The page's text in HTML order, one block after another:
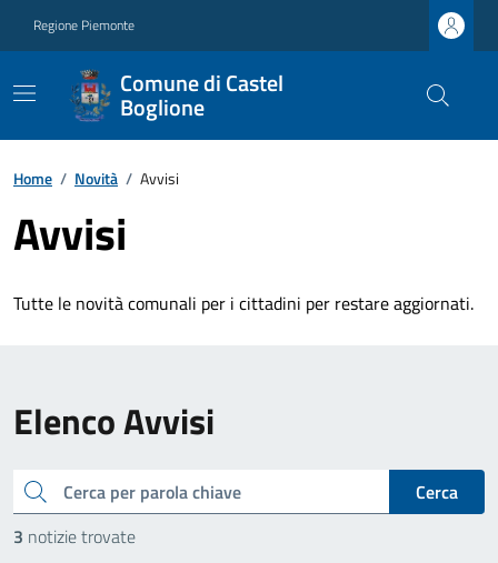
Regione Piemonte
Comune di Castel
Boglione
Home / Novità / Avvisi
Avvisi
Tutte le novità comunali per i cittadini per restare aggiornati.
Elenco Avvisi
cerca
Cerca
3 notizie trovate